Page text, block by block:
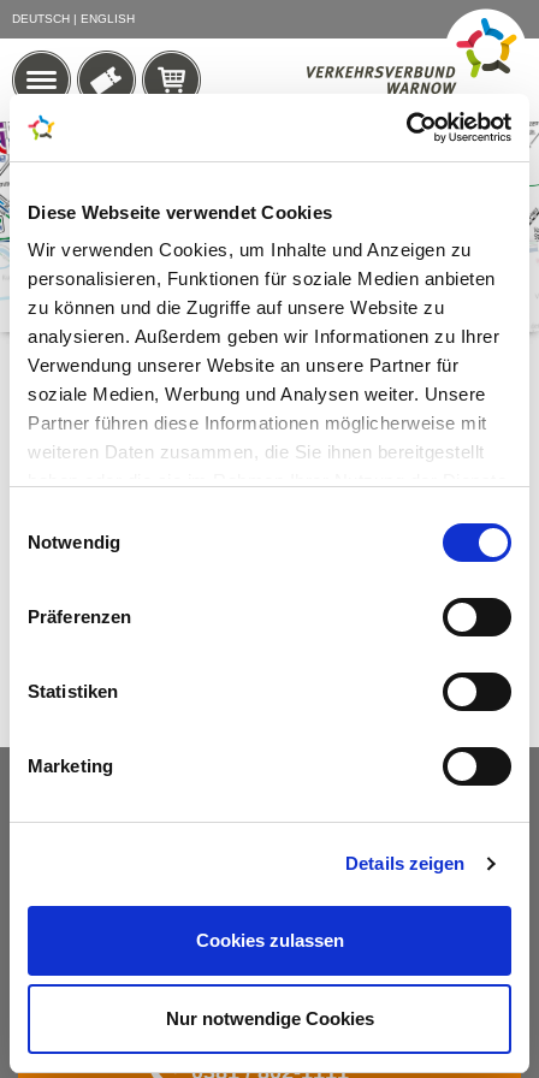
Diese Webseite verwendet Cookies
Wir verwenden Cookies, um Inhalte und Anzeigen zu
personalisieren, Funktionen für soziale Medien anbieten
zu können und die Zugriffe auf unsere Website zu
analysieren. Außerdem geben wir Informationen zu Ihrer
Verwendung unserer Website an unsere Partner für
soziale Medien, Werbung und Analysen weiter. Unsere
Partner führen diese Informationen möglicherweise mit
weiteren Daten zusammen, die Sie ihnen bereitgestellt
Notwendig
Präferenzen
Statistiken
Marketing
Details zeigen
Cookies zulassen
Nur notwendige Cookies
DEUTSCH | ENGLISH
EINZELFAHRKARTEN
TAGESKARTEN
TICKETS
Service Hotline
0381 / 802-1111